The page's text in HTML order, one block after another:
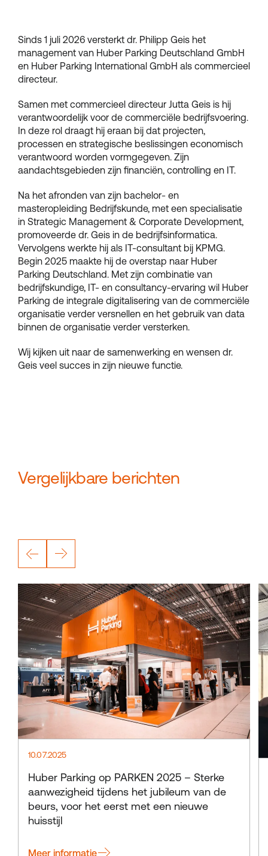
Sinds 1 juli 2026 versterkt dr. Philipp Geis het
management van Huber Parking Deutschland GmbH
en Huber Parking International GmbH als commercieel
directeur.
Samen met commercieel directeur Jutta Geis is hij
verantwoordelijk voor de commerciële bedrijfsvoering.
In deze rol draagt hij eraan bij dat projecten,
processen en strategische beslissingen economisch
verantwoord worden vormgegeven. Zijn
aandachtsgebieden zijn financiën, controlling en IT.
Na het afronden van zijn bachelor- en
masteropleiding Bedrijfskunde, met een specialisatie
in Strategic Management & Corporate Development,
promoveerde dr. Geis in de bedrijfsinformatica.
Vervolgens werkte hij als IT-consultant bij KPMG.
Begin 2025 maakte hij de overstap naar Huber
Parking Deutschland. Met zijn combinatie van
bedrijfskundige, IT- en consultancy-ervaring wil Huber
Parking de integrale digitalisering van de commerciële
organisatie verder versnellen en het gebruik van data
binnen de organisatie verder versterken.
Wij kijken uit naar de samenwerking en wensen dr.
Geis veel succes in zijn nieuwe functie.
Vergelijkbare berichten
10.07.2025
Huber Parking op PARKEN 2025 – Sterke
aanwezigheid tijdens het jubileum van de
beurs, voor het eerst met een nieuwe
huisstijl
Meer informatie